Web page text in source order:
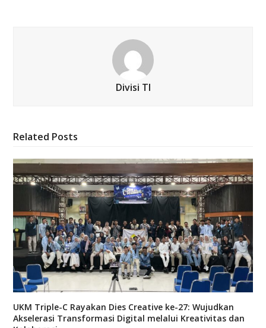
Divisi TI
Related Posts
UKM Triple-C Rayakan Dies Creative ke-27: Wujudkan
Akselerasi Transformasi Digital melalui Kreativitas dan